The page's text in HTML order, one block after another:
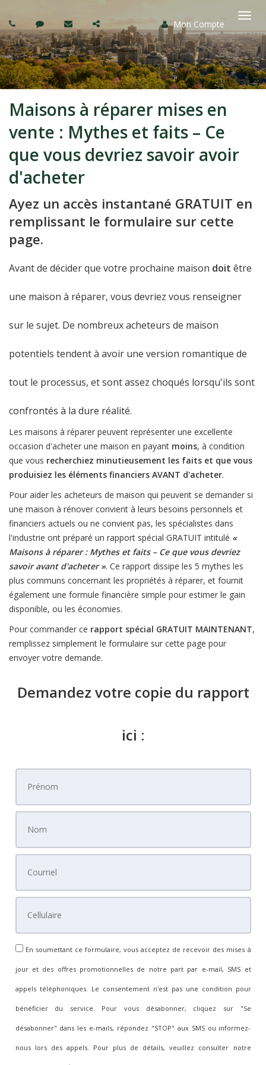
Mon Compte
la
Maisons à réparer mises en
vente : Mythes et faits – Ce
que vous devriez savoir avoir
d'acheter
Ayez un accès instantané GRATUIT en
remplissant le formulaire sur cette
page.
Avant de décider que votre prochaine maison doit être
une maison à réparer, vous devriez vous renseigner
sur le sujet. De nombreux acheteurs de maison
potentiels tendent à avoir une version romantique de
tout le processus, et sont assez choqués lorsqu'ils sont
confrontés à la dure réalité.
Les maisons à réparer peuvent représenter une excellente
occasion d'acheter une maison en payant moins, à condition
que vous recherchiez minutieusement les faits et que vous
produisiez les éléments financiers AVANT d'acheter.
Pour aider les acheteurs de maison qui peuvent se demander si
une maison à rénover convient à leurs besoins personnels et
financiers actuels ou ne convient pas, les spécialistes dans
l'industrie ont préparé un rapport spécial GRATUIT intitulé «
Maisons à réparer : Mythes et faits – Ce que vous devriez
savoir avant d'acheter ». Ce rapport dissipe les 5 mythes les
plus communs concernant les propriétés à réparer, et fournit
également une formule financière simple pour estimer le gain
disponible, ou les économies.
Pour commander ce rapport spécial GRATUIT MAINTENANT,
remplissez simplement le formulaire sur cette page pour
envoyer votre demande.
Demandez votre copie du rapport
ici :
En soumettant ce formulaire, vous acceptez de recevoir des mises à
jour et des offres promotionnelles de notre part par e-mail, SMS et
appels téléphoniques. Le consentement n'est pas une condition pour
bénéficier du service. Pour vous désabonner, cliquez sur "Se
désabonner" dans les e-mails, répondez "STOP" aux SMS ou informez-
nous lors des appels. Pour plus de détails, veuillez consulter notre